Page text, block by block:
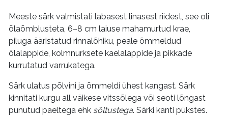
Meeste särk valmistati labasest linasest riidest, see oli
õlaõmblusteta, 6–8 cm laiuse mahamurtud krae,
piluga ääristatud rinnalõhiku, peale õmmeldud
õlalappide, kolmnurksete kaelalappide ja pikkade
kurrutatud varrukatega.
Särk ulatus põlvini ja õmmeldi ühest kangast. Särk
kinnitati kurgu all väikese vitssõlega või seoti lõngast
punutud paeltega ehk sõltustega. Särki kanti pükstes.